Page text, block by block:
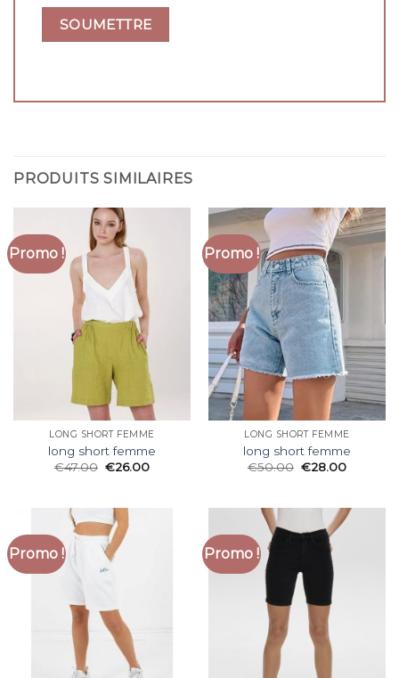
PRODUITS SIMILAIRES
Promo !
LONG SHORT FEMME
long short femme
€47.00 €26.00
Promo !
LONG SHORT FEMME
long short femme
€50.00 €28.00
Promo ! Promo !